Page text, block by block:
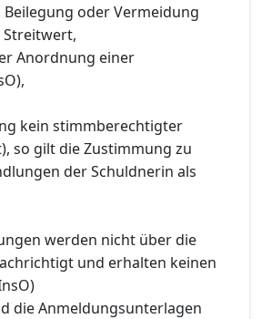
oder Vermeidung
Streitwert,
Anordnung einer
kein stimmberechtigter
so gilt die Zustimmung zu
der Schuldnerin als
werden nicht über die
und erhalten keinen
die Anmeldungsunterlagen